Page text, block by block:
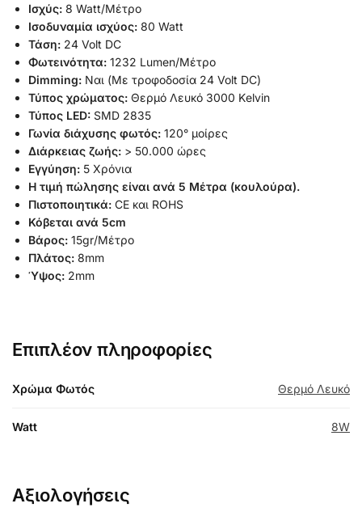
Ισχύς: 8 Watt/Μέτρο
Ισοδυναμία ισχύος: 80 Watt
Τάση: 24 Volt DC
Φωτεινότητα: 1232 Lumen/Μέτρο
Dimming: Ναι (Με τροφοδοσία 24 Volt DC)
Τύπος χρώματος: Θερμό Λευκό 3000 Κelvin
Τύπος LED: SMD 2835
Γωνία διάχυσης φωτός: 120° μοίρες
Διάρκειας ζωής: > 50.000 ώρες
Εγγύηση: 5 Χρόνια
H τιμή πώλησης είναι ανά 5 Μέτρα (κουλούρα).
Πιστοποιητικά: CE και ROHS
Κόβεται ανά 5cm
Βάρος: 15gr/Μέτρο
Πλάτος: 8mm
Ύψος: 2mm
Επιπλέον πληροφορίες
Χρώμα Φωτός Θερμό Λευκό
Watt 8W
Αξιολογήσεις